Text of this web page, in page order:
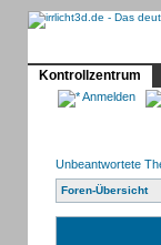
Kontrollzentrum
Anmelden
Unbeantwortete
Foren-Übersicht